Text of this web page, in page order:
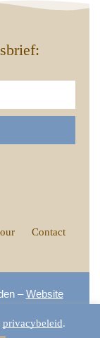
Contact
–Website
privacybeleid.